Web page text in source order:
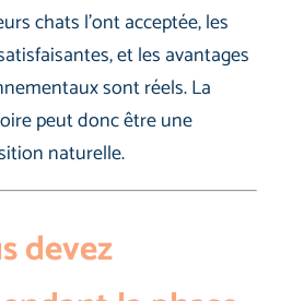
chats l’ont acceptée, les
et les avantages
sont réels. La
peut donc être une
naturelle.
devez